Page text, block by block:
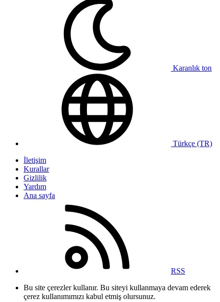
Karanlık ton
Türkçe (TR)
İletişim
Kurallar
Gizlilik
Yardım
Ana sayfa
RSS
Bu site çerezler kullanır. Bu siteyi kullanmaya devam ederek
çerez kullanımımızı kabul etmiş olursunuz.